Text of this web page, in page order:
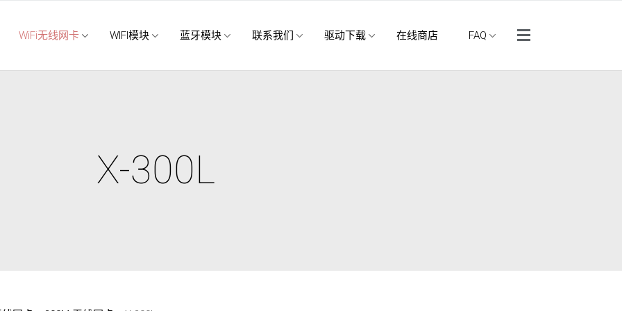
侧边菜单
WiFi无线网卡 WIFI模块 蓝牙模块 联系我们 驱动下载 在线商店 FAQ
X-300L